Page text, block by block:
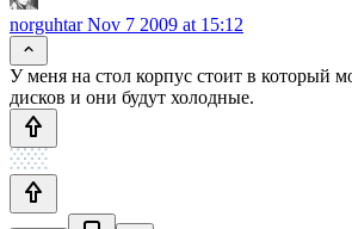
norguhtarNov 7 2009 at 15:12
У меня на стол корпус стоит в который
дисков и они будут холодные.